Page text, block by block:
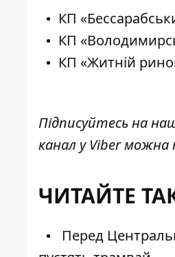
КП
КП
КП «Житній
Підписуйтесь на
канал у Viber можна
ЧИТАЙТЕ
Перед